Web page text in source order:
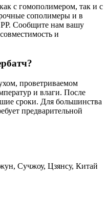
с гомополимером, так и с
сополимеры и в
Сообщите нам вашу
и
проветриваемом
и влаги. После
сроки. Для большинства
предварительной
Сучжоу, Цзянсу, Китай